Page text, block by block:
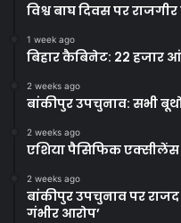
विश्व बाघ दिवस पर
1 week ago
बिहार कैबिनेट: 22 हजार
2 weeks ago
बांकीपुर उपचुनाव: सभी
2 weeks ago
एशिया पैसिफिक एक्सीलेंस
2 weeks ago
बांकीपुर उपचुनाव पर
गंभीर आरोप’